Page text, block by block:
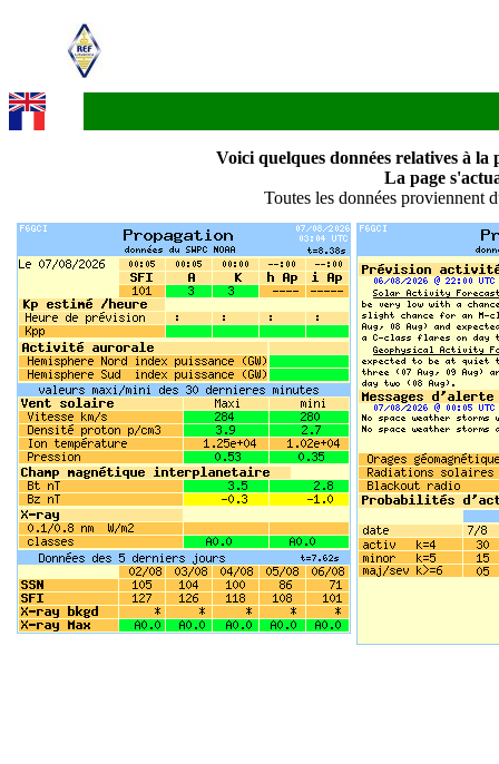
Voici quelques données relatives à
La page
Toutes les données proviennent
Soyez patient pendant la collecte
et le traitement des données.
Merci!